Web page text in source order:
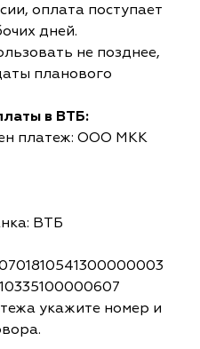
оплата поступает
дней.
не позднее,
планового
в ВТБ:
платеж: ООО МКК
ВТБ
укажите номер и